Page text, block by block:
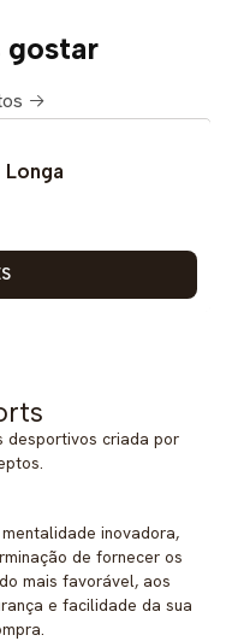
gostar
desportivos criada por
inovadora,
de fornecer os
mais favorável, aos
e facilidade da sua